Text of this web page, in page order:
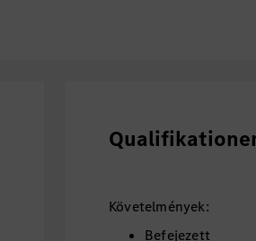
Követelmények:
Befejezett